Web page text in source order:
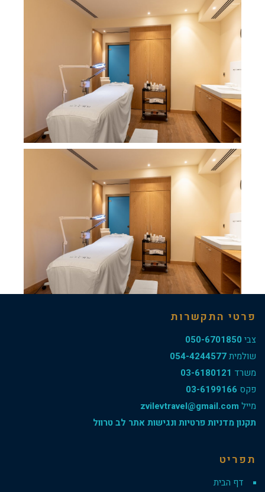
פרטי התקשרות
צבי 050-6701850
שולמית054-4244577
משרד 03-6180121
פקס 03-6199166
מייל zvilevtravel@gmail.com
תקנון מדניות פרטיות ונגישות אתר לב טרוול
תפריט
דף הבית